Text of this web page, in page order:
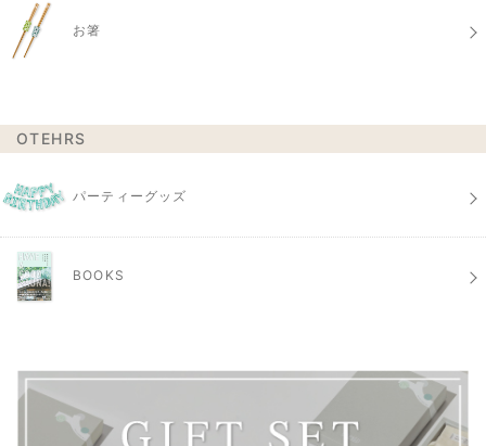
お箸
OTEHRS
パーティーグッズ
BOOKS